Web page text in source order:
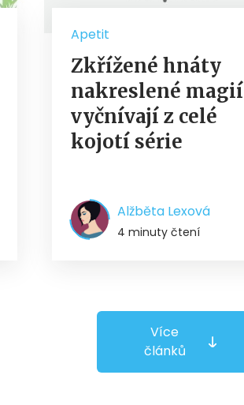
Apetit
Zkřížené hnáty
nakreslené magií
vyčnívají z celé
kojotí série
Alžběta Lexová
4 minuty čtení
Více
článků